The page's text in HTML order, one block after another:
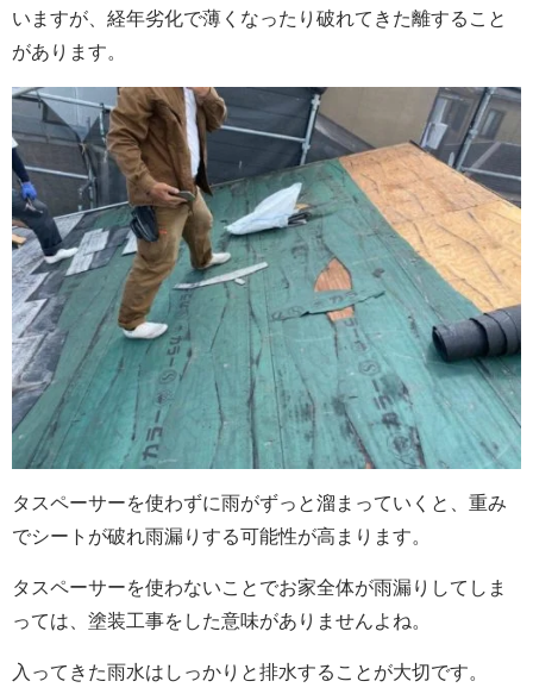
いますが、経年劣化で薄くなったり破れてきた離すること
があります。
タスペーサーを使わずに雨がずっと溜まっていくと、重み
でシートが破れ雨漏りする可能性が高まります。
タスペーサーを使わないことでお家全体が雨漏りしてしま
っては、塗装工事をした意味がありませんよね。
入ってきた雨水はしっかりと排水することが大切です。